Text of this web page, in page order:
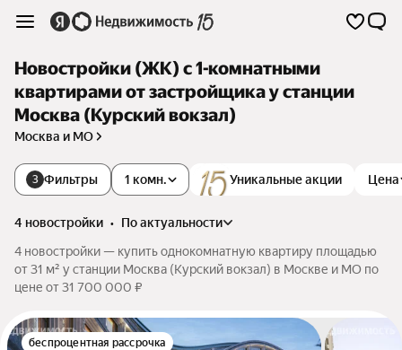
Новостройки (ЖК) с 1-комнатными
квартирами от застройщика у станции
Москва (Курский вокзал)
Москва и МО
3 Фильтры Уникальные акции Цена
1 комн.
4 новостройки •
по актуальности
4 новостройки — купить однокомнатную квартиру площадью
от 31 м² у станции Москва (Курский вокзал) в Москве и МО по
цене от 31 700 000 ₽
беспроцентная рассрочка